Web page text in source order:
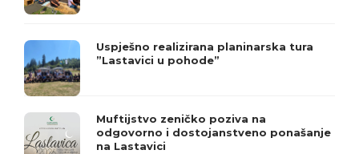
Uspješno realizirana planinarska tura
”Lastavici u pohode”
Muftijstvo zeničko poziva na
odgovorno i dostojanstveno ponašanje
na Lastavici